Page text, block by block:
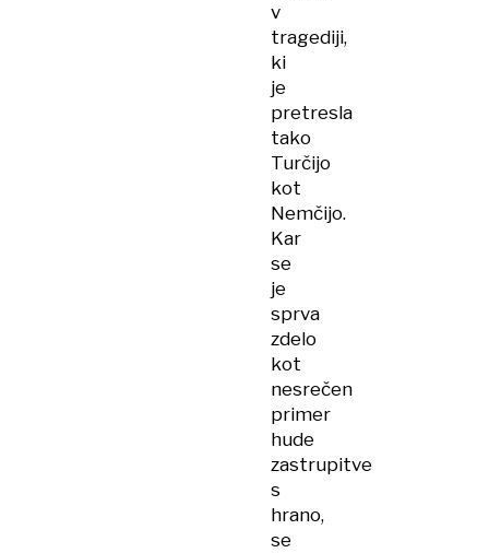
v
tragediji,
ki
je
pretresla
tako
Turčijo
kot
Nemčijo.
Kar
se
je
sprva
zdelo
kot
nesrečen
primer
hude
zastrupitve
s
hrano,
se